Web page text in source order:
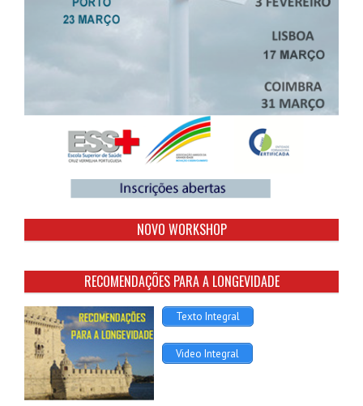
NOVO WORKSHOP
RECOMENDAÇÕES PARA A LONGEVIDADE
Texto Integral
Video Integral